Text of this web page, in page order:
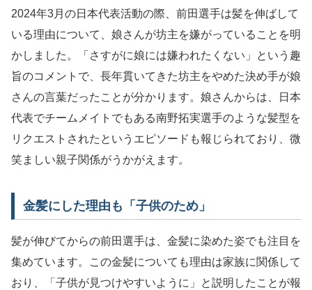
2024年3月の日本代表活動の際、前田選手は髪を伸ばして
いる理由について、娘さんが坊主を嫌がっていることを明
かしました。「さすがに娘には嫌われたくない」という趣
旨のコメントで、長年貫いてきた坊主をやめた決め手が娘
さんの言葉だったことが分かります。娘さんからは、日本
代表でチームメイトでもある南野拓実選手のような髪型を
リクエストされたというエピソードも報じられており、微
笑ましい親子関係がうかがえます。
金髪にした理由も「子供のため」
髪が伸びてからの前田選手は、金髪に染めた姿でも注目を
集めています。この金髪についても理由は家族に関係して
おり、「子供が見つけやすいように」と説明したことが報